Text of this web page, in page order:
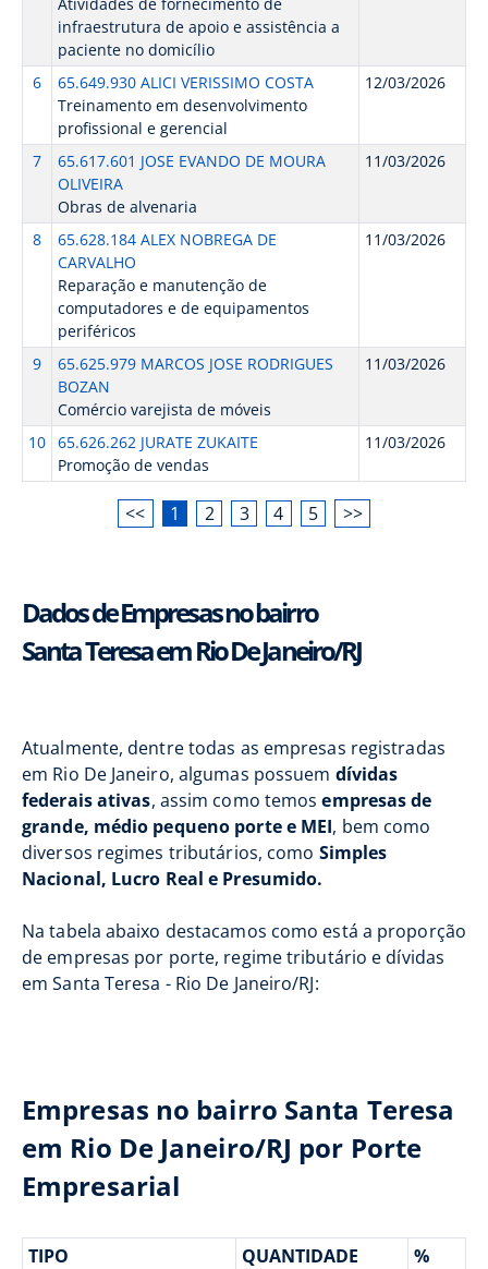
infraestrutura de apoio e assistência a
paciente no domicílio
6
65.649.930 ALICI VERISSIMO COSTA
Treinamento em desenvolvimento
profissional e gerencial
12/03/2026
7
65.617.601 JOSE EVANDO DE MOURA
OLIVEIRA
Obras de alvenaria
11/03/2026
8
65.628.184 ALEX NOBREGA DE
CARVALHO
Reparação e manutenção de
computadores e de equipamentos
periféricos
11/03/2026
9
65.625.979 MARCOS JOSE RODRIGUES
BOZAN
Comércio varejista de móveis
11/03/2026
10 65.626.262 JURATE ZUKAITE
Promoção de vendas
11/03/2026
<< 1 2 3 4 5 >>
Dados de Empresas no bairro
Santa Teresa em Rio De Janeiro/RJ
Atualmente, dentre todas as empresas registradas
em Rio De Janeiro, algumas possuem dívidas
federais ativas, assim como temosempresas de
grande, médio pequeno porte e MEI, bem como
diversos regimes tributários, como Simples
Nacional, Lucro Real e Presumido.
Na tabela abaixo destacamos como está a proporção
de empresas por porte, regime tributário e dívidas
em Santa Teresa - Rio De Janeiro/RJ:
Empresas no bairro Santa Teresa
em Rio De Janeiro/RJ por Porte
Empresarial
TIPO QUANTIDADE %